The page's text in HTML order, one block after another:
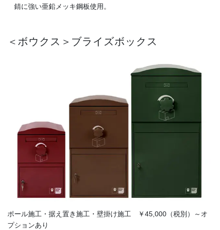
錆に強い亜鉛メッキ鋼板使用。
＜ボウクス＞ブライズボックス
ポール施工・据え置き施工・壁掛け施工 ￥45,000（税別）～オ
プションあり